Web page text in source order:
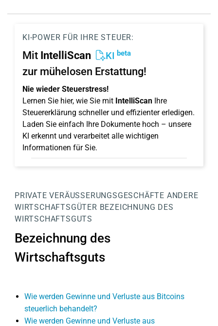
KI-POWER FÜR IHRE STEUER:
Mit IntelliScan KI beta
zur mühelosen Erstattung!
Nie wieder Steuerstress!
Lernen Sie hier, wie Sie mit IntelliScan Ihre
Steuererklärung schneller und effizienter erledigen.
Laden Sie einfach Ihre Dokumente hoch – unsere
KI erkennt und verarbeitet alle wichtigen
Informationen für Sie.
PRIVATE VERÄUSSERUNGSGESCHÄFTE
ANDERE
WIRTSCHAFTSGÜTER BEZEICHNUNG DES
WIRTSCHAFTSGUTS
Bezeichnung des
Wirtschaftsguts
Wie werden Gewinne und Verluste aus Bitcoins
steuerlich behandelt?
Wie werden Gewinne und Verluste aus